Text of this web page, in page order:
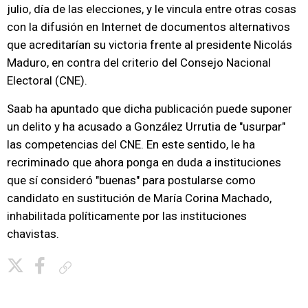
julio, día de las elecciones, y le vincula entre otras cosas
con la difusión en Internet de documentos alternativos
que acreditarían su victoria frente al presidente Nicolás
Maduro, en contra del criterio del Consejo Nacional
Electoral (CNE).
Saab ha apuntado que dicha publicación puede suponer
un delito y ha acusado a González Urrutia de "usurpar"
las competencias del CNE. En este sentido, le ha
recriminado que ahora ponga en duda a instituciones
que sí consideró "buenas" para postularse como
candidato en sustitución de María Corina Machado,
inhabilitada políticamente por las instituciones
chavistas.